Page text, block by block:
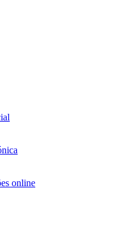
online